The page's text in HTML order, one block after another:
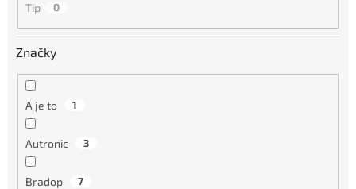
Tip 0
Značky
A je to 1
Autronic 3
Bradop 7